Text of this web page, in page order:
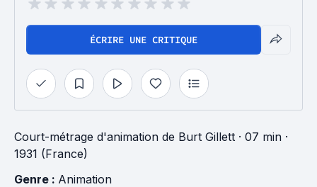
ÉCRIRE UNE CRITIQUE
Court-métrage d'animation de Burt Gillett · 07 min ·
1931 (France)
Genre : Animation